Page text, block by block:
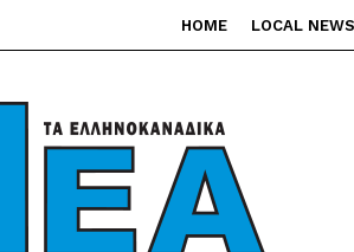
HOME LOCAL NEWS